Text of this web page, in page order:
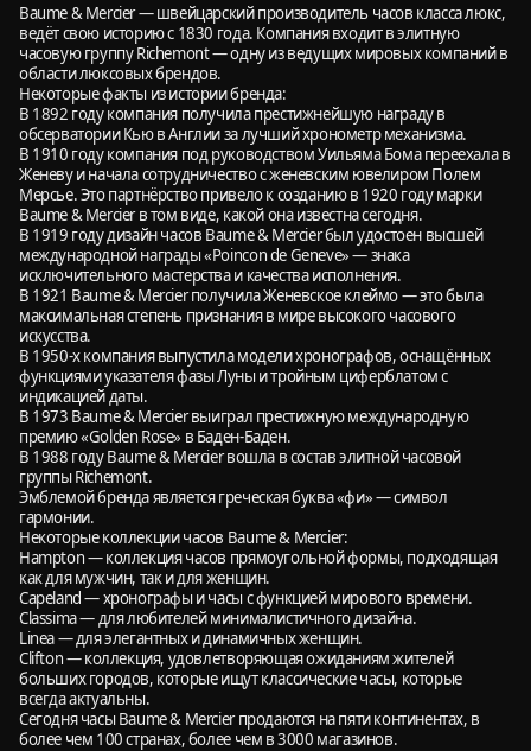
Baume & Mercier — швейцарский производитель часов класса люкс,
ведёт свою историю с 1830 года. Компания входит в элитную
часовую группу Richemont — одну из ведущих мировых компаний в
области люксовых брендов.
Некоторые факты из истории бренда:
В 1892 году компания получила престижнейшую награду в
обсерватории Кью в Англии за лучший хронометр механизма.
В 1910 году компания под руководством Уильяма Бома переехала в
Женеву и начала сотрудничество с женевским ювелиром Полем
Мерсье. Это партнёрство привело к созданию в 1920 году марки
Baume & Mercier в том виде, какой она известна сегодня.
В 1919 году дизайн часов Baume & Mercier был удостоен высшей
международной награды «Poincon de Geneve» — знака
исключительного мастерства и качества исполнения.
В 1921 Baume & Mercier получила Женевское клеймо — это была
максимальная степень признания в мире высокого часового
искусства.
В 1950-х компания выпустила модели хронографов, оснащённых
функциями указателя фазы Луны и тройным циферблатом с
индикацией даты.
В 1973 Baume & Mercier выиграл престижную международную
премию «Golden Rose» в Баден-Баден.
В 1988 году Baume & Mercier вошла в состав элитной часовой
группы Richemont.
Эмблемой бренда является греческая буква «фи» — символ
гармонии.
Некоторые коллекции часов Baume & Mercier:
Hampton — коллекция часов прямоугольной формы, подходящая
как для мужчин, так и для женщин.
Capeland — хронографы и часы с функцией мирового времени.
Classima — для любителей минималистичного дизайна.
Linea — для элегантных и динамичных женщин.
Clifton — коллекция, удовлетворяющая ожиданиям жителей
больших городов, которые ищут классические часы, которые
всегда актуальны.
Сегодня часы Baume & Mercier продаются на пяти континентах, в
более чем 100 странах, более чем в 3000 магазинов.